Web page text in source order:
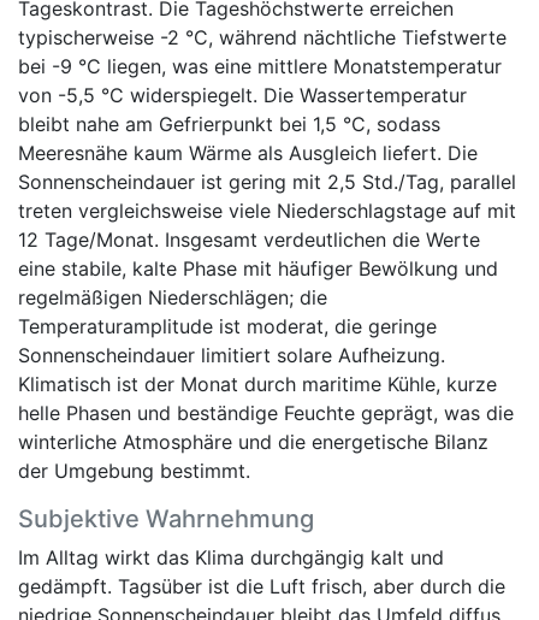
Tageskontrast. Die Tageshöchstwerte erreichen
typischerweise -2 °C, während nächtliche Tiefstwerte
bei -9 °C liegen, was eine mittlere Monats­temperatur
von -5,5 °C widerspiegelt. Die Wassertemperatur
bleibt nahe am Gefrierpunkt bei 1,5 °C, sodass
Meeresnähe kaum Wärme als Ausgleich liefert. Die
Sonnenscheindauer ist gering mit 2,5 Std./Tag, parallel
treten vergleichsweise viele Niederschlagstage auf mit
12 Tage/Monat. Insgesamt verdeutlichen die Werte
eine stabile, kalte Phase mit häufiger Bewölkung und
regelmäßigen Niederschlägen; die
Temperaturamplitude ist moderat, die geringe
Sonnenscheindauer limitiert solare Aufheizung.
Klimatisch ist der Monat durch maritime Kühle, kurze
helle Phasen und beständige Feuchte geprägt, was die
winterliche Atmosphäre und die energetische Bilanz
der Umgebung bestimmt.
Subjektive Wahrnehmung
Im Alltag wirkt das Klima durchgängig kalt und
gedämpft. Tagsüber ist die Luft frisch, aber durch die
niedrige Sonnenscheindauer bleibt das Umfeld diffus